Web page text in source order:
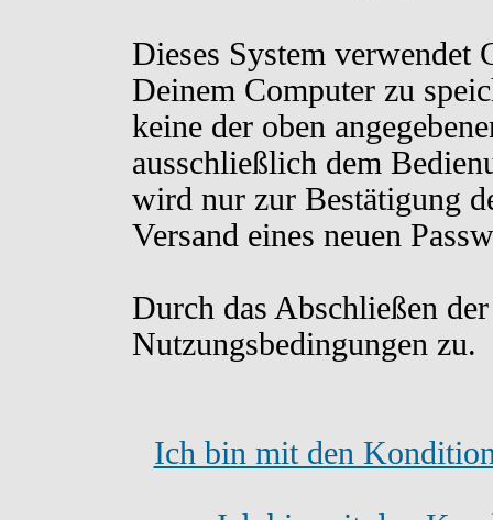
Dieses System verwendet
Deinem Computer zu
keine der oben
ausschließlich dem
wird nur zur Bestätigung
Versand eines neuen
Durch das Abschließen
Nutzungsbedingungen zu.
Ich bin mit den